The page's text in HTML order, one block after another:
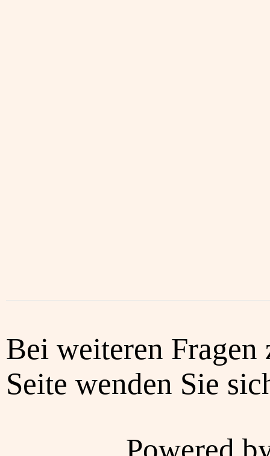
Bei weiteren Fragen
Seite wenden Sie
Powered